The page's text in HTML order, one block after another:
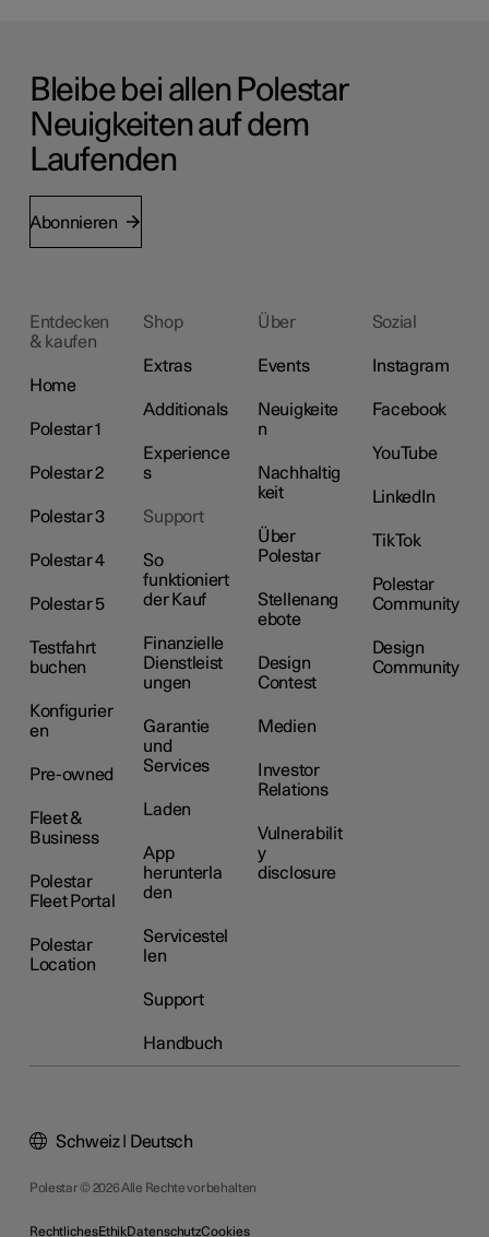
Bleibe bei allen Polestar
Neuigkeiten auf dem
Laufenden
Abonnieren
Entdecken
& kaufen
Home
Polestar 1
Polestar 2
Polestar 3
Polestar 4
Polestar 5
Testfahrt
buchen
Konfigurier
en
Pre-owned
Fleet &
Business
Polestar
Fleet Portal
Polestar
Location
Shop
Extras
Additionals
Experience
s
Support
So
funktioniert
der Kauf
Finanzielle
Dienstleist
ungen
Garantie
und
Services
Laden
App
herunterla
den
Servicestel
len
Support
Handbuch
Über
Events
Neuigkeite
n
Nachhaltig
keit
Über
Polestar
Stellenang
ebote
Design
Contest
Medien
Investor
Relations
Vulnerabilit
y
disclosure
Sozial
Instagram
Facebook
YouTube
LinkedIn
TikTok
Polestar
Community
Design
Community
Polestar © 2026 Alle Rechte vorbehalten
RechtlichesEthikDatenschutzCookies
Schweiz | Deutsch